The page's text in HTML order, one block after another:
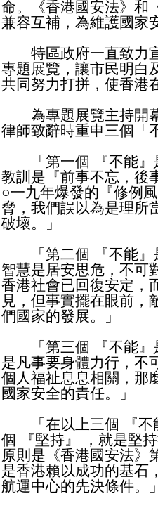
命。《香港國安法》和
兼容互補，為維護國家
特區政府一直致力宣
專題展覽，讓市民明白
共同努力打拼，使香港
為專題展覽主持開幕
律師致辭時重申三個「
「第一個 『不能』
教訓是『前事不忘，後
○一九年爆發的『修例
脅，我們誤以為是理所
破壞。」
「第二個 『不能』
智慧是居安思危，不可
香港社會已回復安定，
見，但事實擺在眼前，
們國家的發展。」
「第三個 『不能』
是凡事要身體力行，不
個人福祉息息相關，那
國家安全的責任。」
「在以上三個 『不
個 『堅持』 ，就是堅
原則是《香港國安法》
是香港賴以成功的基石
航運中心的先決條件。